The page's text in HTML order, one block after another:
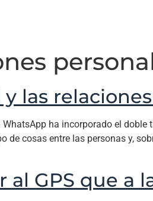
las
ha incorporado el
de cosas entre las personas y,
GPS que a